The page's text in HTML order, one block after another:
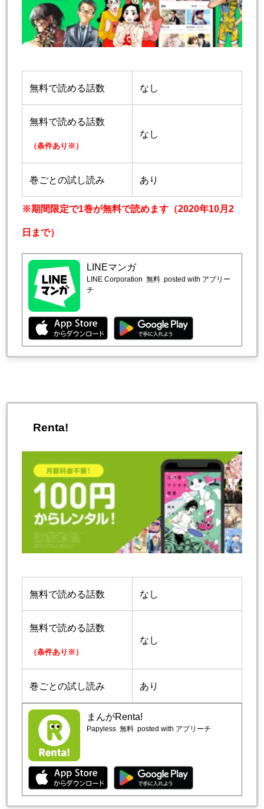
無料で読める話数 なし
無料で読める話数
（条件あり※）
なし
巻ごとの試し読み あり
※期間限定で1巻が無料で読めます（2020年10月2
日まで）
LINEマンガ
LINE Corporation 無料 posted with アプリー
チ
Renta!
無料で読める話数 なし
無料で読める話数
（条件あり※）
なし
巻ごとの試し読み あり
まんがRenta!
Papyless 無料 posted with アプリーチ